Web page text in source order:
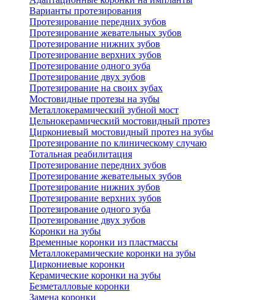
Варианты протезирования
Протезирование передних зубов
Протезирование жевательных зубов
Протезирование нижних зубов
Протезирование верхних зубов
Протезирование одного зуба
Протезирование двух зубов
Протезирование на своих зубах
Мостовидные протезы на зубы
Металлокерамический зубной мост
Цельнокерамический мостовидный протез
Циркониевый мостовидный протез на зубы
Протезирование по клиническому случаю
Тотальная реабилитация
Протезирование передних зубов
Протезирование жевательных зубов
Протезирование нижних зубов
Протезирование верхних зубов
Протезирование одного зуба
Протезирование двух зубов
Коронки на зубы
Временные коронки из пластмассы
Металлокерамические коронки на зубы
Циркониевые коронки
Керамические коронки на зубы
Безметалловые коронки
Замена коронки